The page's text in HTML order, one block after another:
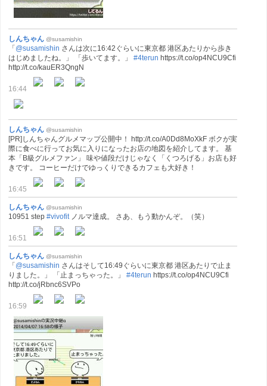
しんちゃん @susamishin
「@susamishin さんは次に16:42ぐらいに東京都 港区あたりから歩き
はじめましたね。」 「歩いてます。」 #4terun https://t.co/op4NCU9Cfi
http://t.co/kauER3QngN
16:44
しんちゃん @susamishin
[PR]しんちゃんグルメマップ公開中！ http://t.co/A0Dd8MoXkF ボクが実
際に食べに行ってお気に入りになったお店の地図を紹介してます。 基
本「B級グルメファン」 味や値段だけじゃなく「くつろげる」お店も好
きです。 コーヒーだけでゆっくりできるカフェも大好き！
16:45
しんちゃん @susamishin
10951 step #vivofitノルマ達成。 さあ、もう動かんぞ。（笑）
16:51
しんちゃん @susamishin
「@susamishin さんはそして16:49ぐらいに東京都 港区あたりで止ま
りました。」 「止まっちゃった。」 #4terun https://t.co/op4NCU9Cfi
http://t.co/jRbnc6SVPo
16:59